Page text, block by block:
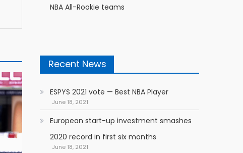
NBA All-Rookie teams
Recent News
ESPYS 2021 vote — Best NBA Player
June 18, 2021
European start-up investment smashes
2020 record in first six months
June 18, 2021